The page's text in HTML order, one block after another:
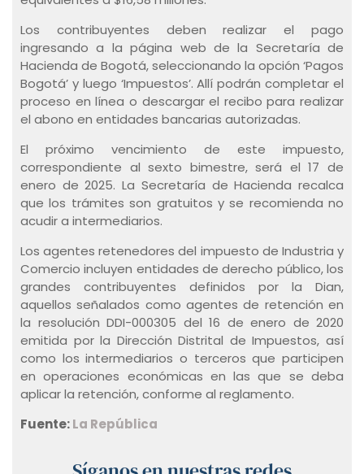
Los contribuyentes deben realizar el pago
ingresando a la página web de la Secretaría de
Hacienda de Bogotá, seleccionando la opción ‘Pagos
Bogotá’ y luego ‘Impuestos’. Allí podrán completar el
proceso en línea o descargar el recibo para realizar
el abono en entidades bancarias autorizadas.
El próximo vencimiento de este impuesto,
correspondiente al sexto bimestre, será el 17 de
enero de 2025. La Secretaría de Hacienda recalca
que los trámites son gratuitos y se recomienda no
acudir a intermediarios.
Los agentes retenedores del impuesto de Industria y
Comercio incluyen entidades de derecho público, los
grandes contribuyentes definidos por la Dian,
aquellos señalados como agentes de retención en
la resolución DDI-000305 del 16 de enero de 2020
emitida por la Dirección Distrital de Impuestos, así
como los intermediarios o terceros que participen
en operaciones económicas en las que se deba
aplicar la retención, conforme al reglamento.
Fuente:La República